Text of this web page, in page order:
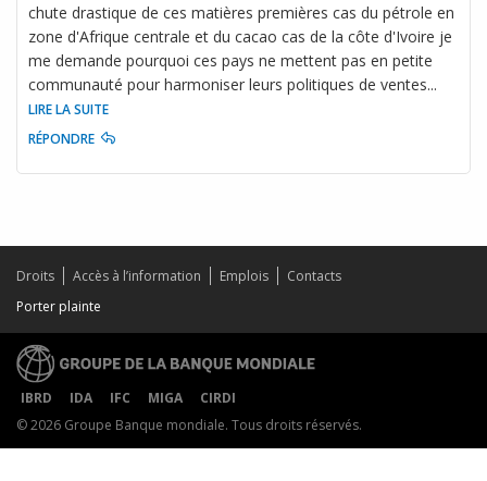
chute drastique de ces matières premières cas du pétrole en
zone d'Afrique centrale et du cacao cas de la côte d'Ivoire je
me demande pourquoi ces pays ne mettent pas en petite
communauté pour harmoniser leurs politiques de ventes...
LIRE LA SUITE
RÉPONDRE
Droits Accès à l’information Emplois
Contacts
Porter plainte
IBRD IDA IFC MIGA
CIRDI
© 2026 Groupe Banque mondiale. Tous droits réservés.